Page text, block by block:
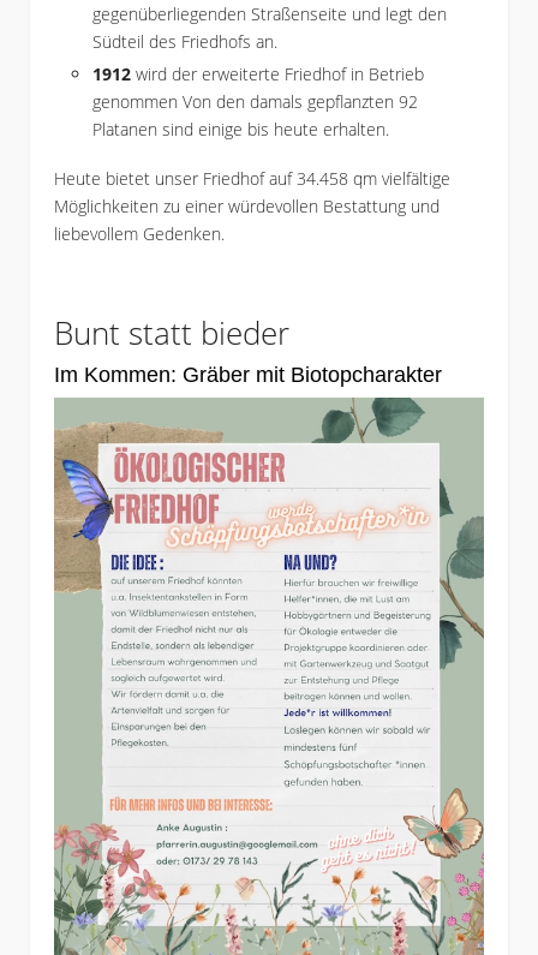
gegenüberliegenden Straßenseite und legt den
Südteil des Friedhofs an.
1912 wird der erweiterte Friedhof in Betrieb
genommen Von den damals gepflanzten 92
Platanen sind einige bis heute erhalten.
Heute bietet unser Friedhof auf 34.458 qm vielfältige
Möglichkeiten zu einer würdevollen Bestattung und
liebevollem Gedenken.
Bunt statt bieder
Im Kommen: Gräber mit Biotopcharakter